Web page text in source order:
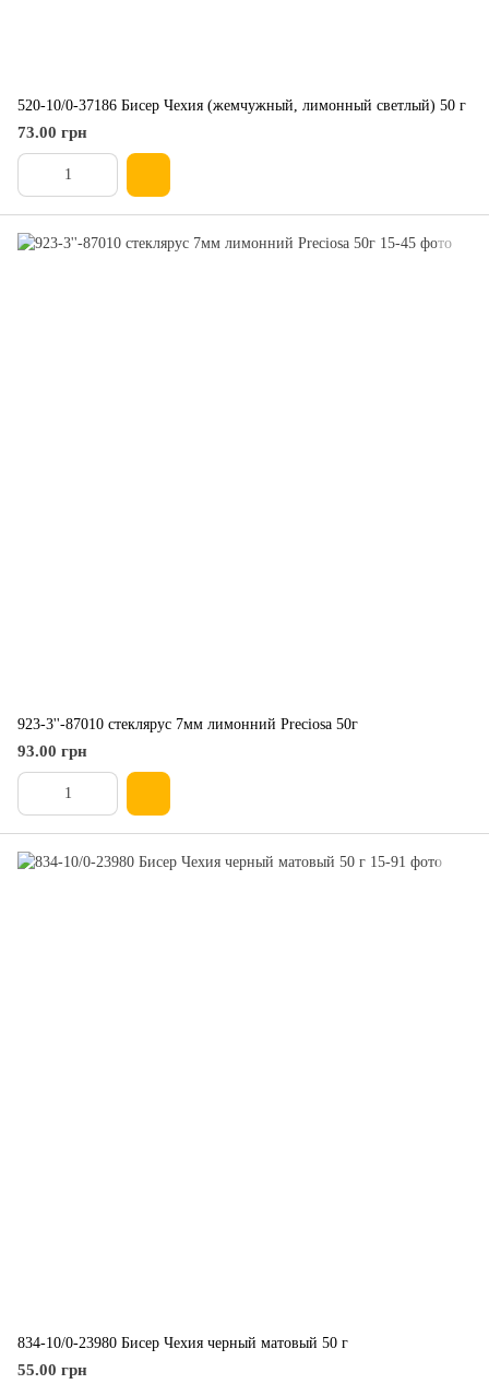
520-10/0-37186 ​​Бисер Чехия (жемчужный, лимонный светлый) 50 г
73.00 грн
923-3''-87010 стеклярус 7мм лимонний Preciosa 50г
93.00 грн
834-10/0-23980 Бисер Чехия черный матовый 50 г
55.00 грн